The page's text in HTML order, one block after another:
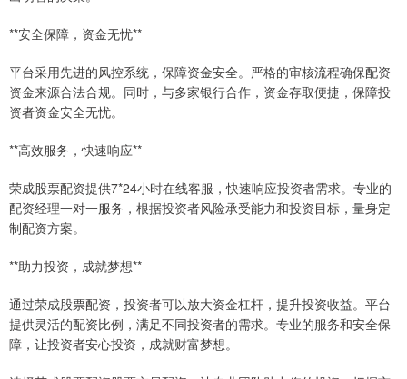
**安全保障，资金无忧**
平台采用先进的风控系统，保障资金安全。严格的审核流程确保配资
资金来源合法合规。同时，与多家银行合作，资金存取便捷，保障投
资者资金安全无忧。
**高效服务，快速响应**
荣成股票配资提供7*24小时在线客服，快速响应投资者需求。专业的
配资经理一对一服务，根据投资者风险承受能力和投资目标，量身定
制配资方案。
**助力投资，成就梦想**
通过荣成股票配资，投资者可以放大资金杠杆，提升投资收益。平台
提供灵活的配资比例，满足不同投资者的需求。专业的服务和安全保
障，让投资者安心投资，成就财富梦想。